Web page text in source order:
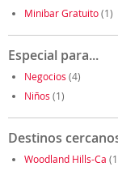
Minibar Gratuito(1)
Especial para...
Negocios (4)
Niños (1)
Destinos
Woodland Hills-Ca